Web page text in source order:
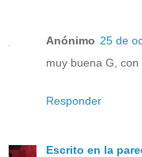
Anónimo 25 de
muy buena G, con
Responder
Escrito en la